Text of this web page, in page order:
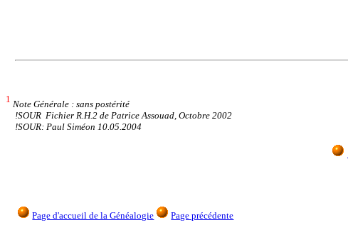
1 Note Générale : sans postérité
!SOUR Fichier R.H.2 de Patrice Assouad, Octobre 2002
!SOUR: Paul Siméon 10.05.2004
Page d'accueil de la Généalogie Page précédente